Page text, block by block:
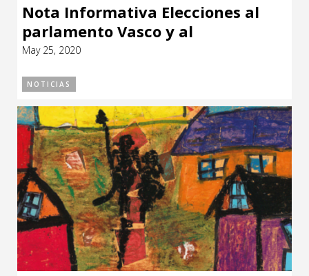
Nota Informativa Elecciones al
parlamento Vasco y al
Parlamento de Galicia
May 25, 2020
NOTICIAS